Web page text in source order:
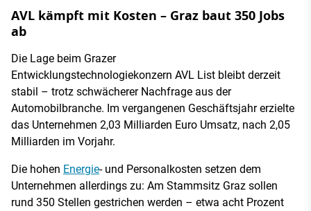
AVL kämpft mit Kosten – Graz baut 350 Jobs
ab
Die Lage beim Grazer
Entwicklungstechnologiekonzern AVL List bleibt derzeit
stabil – trotz schwächerer Nachfrage aus der
Automobilbranche. Im vergangenen Geschäftsjahr erzielte
das Unternehmen 2,03 Milliarden Euro Umsatz, nach 2,05
Milliarden im Vorjahr.
Die hohen Energie- und Personalkosten setzen dem
Unternehmen allerdings zu: Am Stammsitz Graz sollen
rund 350 Stellen gestrichen werden – etwa acht Prozent